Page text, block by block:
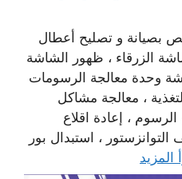
بصيانة و تصليح أعطال
الزرقاء ، ظهور الشاشة
وحدة معالجة الرسومات
، معالجة مشاكل
، إعادة اقلاع
، استبدال بور
المزيد